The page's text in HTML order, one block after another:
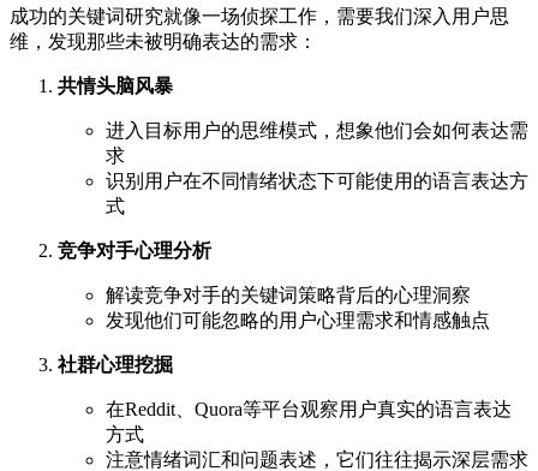
成功的关键词研究就像一场侦探工作，需要我们深入用户思
维，发现那些未被明确表达的需求：
共情头脑风暴
进入目标用户的思维模式，想象他们会如何表达需
求
识别用户在不同情绪状态下可能使用的语言表达方
式
竞争对手心理分析
解读竞争对手的关键词策略背后的心理洞察
发现他们可能忽略的用户心理需求和情感触点
社群心理挖掘
在Reddit、Quora等平台观察用户真实的语言表达
方式
注意情绪词汇和问题表述，它们往往揭示深层需求